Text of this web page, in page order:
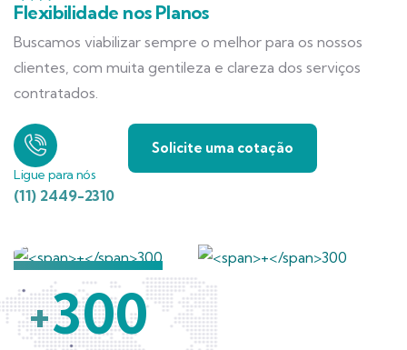
Flexibilidade nos Planos
Buscamos viabilizar sempre o melhor para os nossos
clientes, com muita gentileza e clareza dos serviços
contratados.
Ligue para nós
(11) 2449-2310
Solicite uma cotação
+300